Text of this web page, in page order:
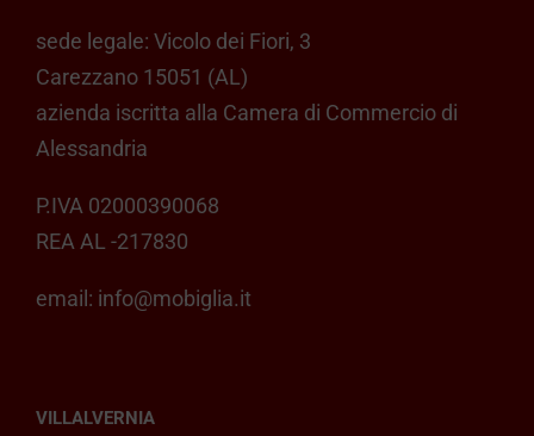
sede legale: Vicolo dei Fiori, 3
Carezzano 15051 (AL)
azienda iscritta alla Camera di Commercio di
Alessandria
P.IVA 02000390068
REA AL -217830
email: info@mobiglia.it
VILLALVERNIA